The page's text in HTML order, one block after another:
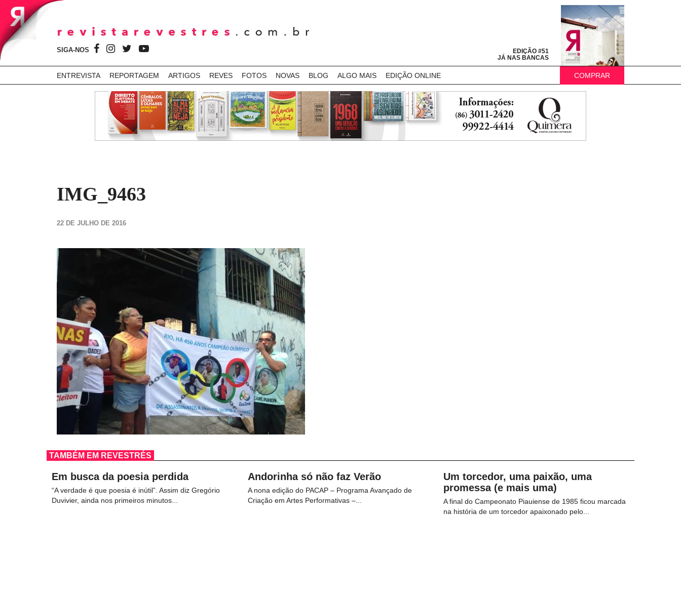
SIGA-NOS
EDIÇÃO #51
JÁ NAS BANCAS
ENTREVISTA REPORTAGEM ARTIGOS REVES FOTOS NOVAS BLOG ALGO MAIS EDIÇÃO ONLINE COMPRAR
IMG_9463
22 DE JULHO DE 2016
TAMBÉM EM REVESTRÉS
Em busca da poesia perdida
“A verdade é que poesia é inútil”. Assim diz Gregório
Duvivier, ainda nos primeiros minutos...
Andorinha só não faz Verão
A nona edição do PACAP – Programa Avançado de
Criação em Artes Performativas –...
Um torcedor, uma paixão, uma
promessa (e mais uma)
A final do Campeonato Piauiense de 1985 ficou marcada
na história de um torcedor apaixonado pelo...